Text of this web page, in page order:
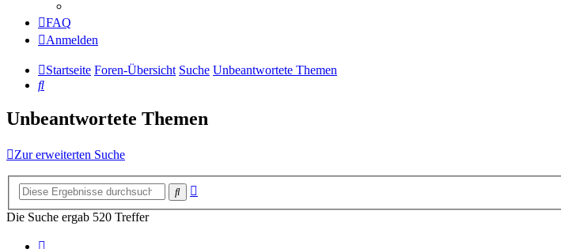
FAQ
Anmelden
Startseite Foren-Übersicht Suche Unbeantwortete Themen
Suche
Unbeantwortete Themen
Zur erweiterten Suche
Suche
Die Suche ergab 520 Treffer